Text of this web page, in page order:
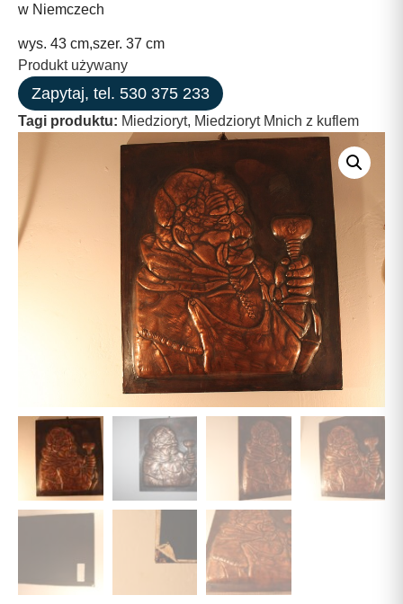
w Niemczech
wys. 43 cm,szer. 37 cm
Produkt używany
Zapytaj, tel. 530 375 233
Tagi produktu: Miedzioryt, Miedzioryt Mnich z kuflem